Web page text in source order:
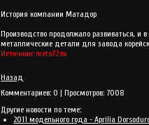
История компании Матадор
Производство продолжало развиваться, и
металлические детали для завода
Источник: moto72.ru
Назад
Комментариев:0 | Просмотров:7008
Другие новости по теме:
2011 модельного года - Aprilia